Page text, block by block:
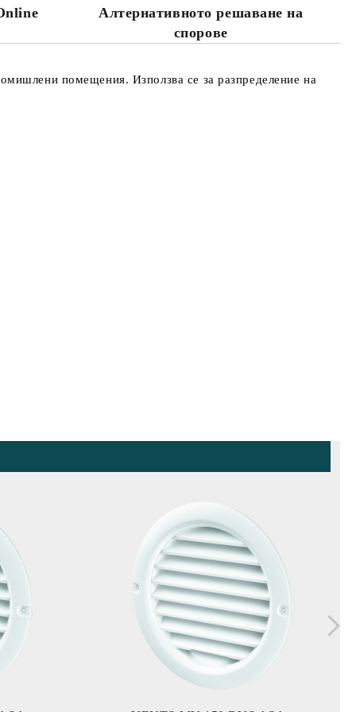
на работния ден.
Алтернативното решаване на
спорове
помещения. Използва се за разпределение на